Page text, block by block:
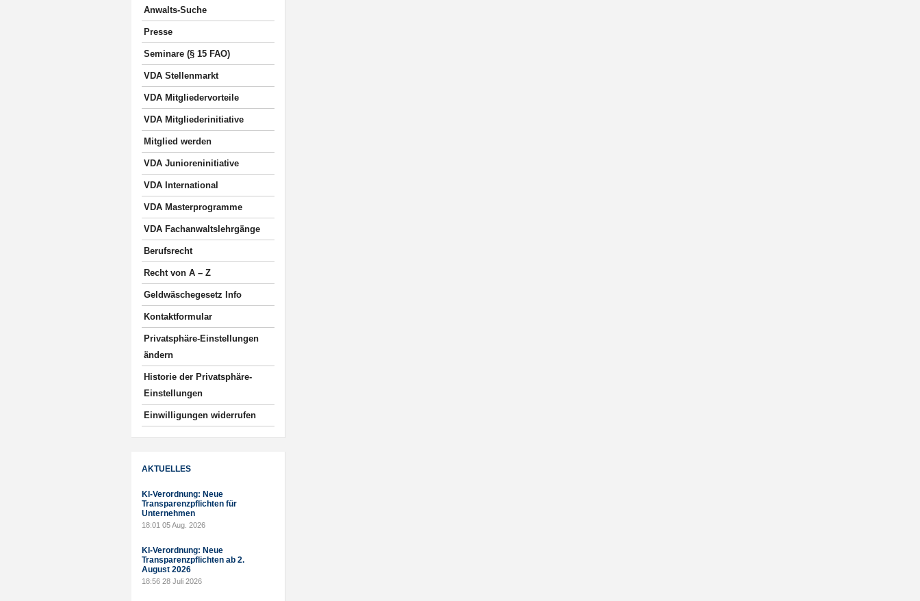
Anwalts-Suche
Presse
Seminare (§ 15 FAO)
VDA Stellenmarkt
VDA Mitgliedervorteile
VDA Mitgliederinitiative
Mitglied werden
VDA Junioreninitiative
VDA International
VDA Masterprogramme
VDA Fachanwaltslehrgänge
Berufsrecht
Recht von A – Z
Geldwäschegesetz Info
Kontaktformular
Privatsphäre-Einstellungen
ändern
Historie der Privatsphäre-
Einstellungen
Einwilligungen widerrufen
AKTUELLES
KI-Verordnung: Neue
Transparenzpflichten für
Unternehmen
18:01 05 Aug. 2026
KI-Verordnung: Neue
Transparenzpflichten ab 2.
August 2026
18:56 28 Juli 2026